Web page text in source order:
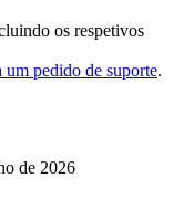
os respetivos
um pedido de suporte.
de 2026